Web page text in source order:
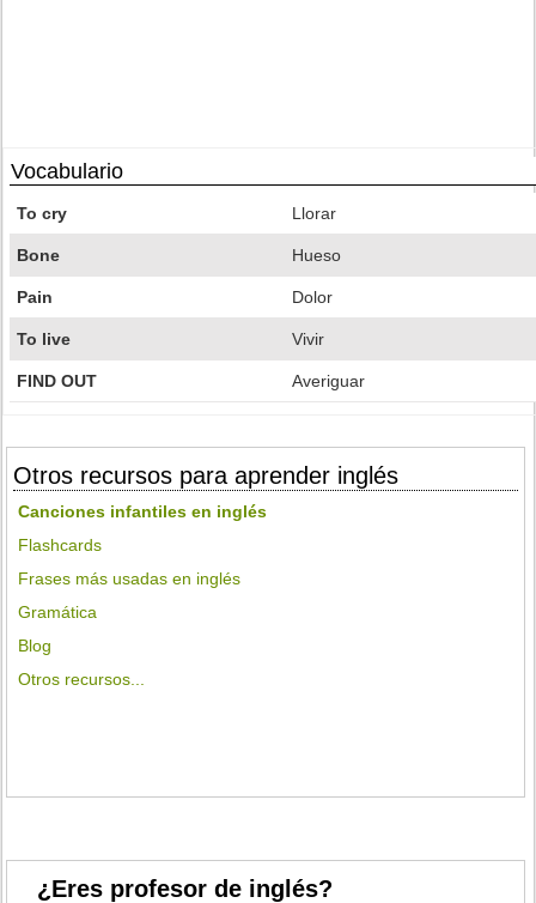
Vocabulario
To cry Llorar
Bone Hueso
Pain Dolor
To live Vivir
FIND OUT Averiguar
Otros recursos para aprender inglés
Canciones infantiles en inglés
Flashcards
Frases más usadas en inglés
Gramática
Blog
Otros recursos...
¿Eres profesor de inglés?